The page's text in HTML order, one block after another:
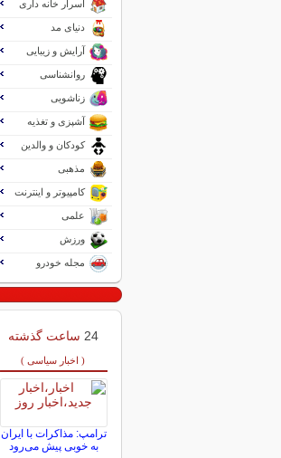
اسرار خانه داری
دنیای مد
آرایش و زیبایی
روانشناسی
زناشویی
آشپزی و تغذیه
کودکان و والدین
مذهبی
کامپیوتر و اینترنت
علمی
ورزش
مجله خودرو
24 ساعت گذشته
( اخبار سیاسی )
ترامپ: مذاکرات با ایران
به خوبی پیش می‌رود